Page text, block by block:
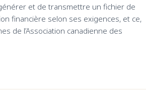
et de transmettre un fichier de
financière selon ses exigences, et ce,
de l’Association canadienne des